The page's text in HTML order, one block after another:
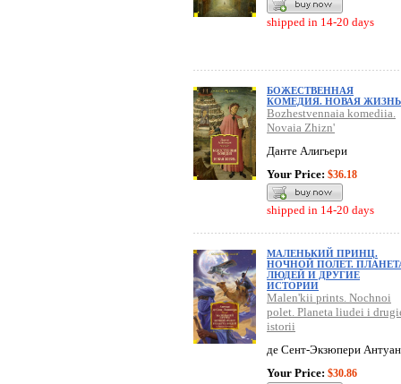
shipped in 14-20 days
БОЖЕСТВЕННАЯ
КОМЕДИЯ. НОВАЯ ЖИЗНЬ
Bozhestvennaia komediia.
Novaia Zhizn'
Данте Алигьери
Your Price: $36.18
shipped in 14-20 days
МАЛЕНЬКИЙ ПРИНЦ.
НОЧНОЙ ПОЛЕТ.
ЛЮДЕЙ И ДРУГИЕ
ИСТОРИИ
Malen'kii prints. Nochnoi
polet. Planeta liudei i
istorii
де Сент-Экзюпери Антуан
Your Price: $30.86